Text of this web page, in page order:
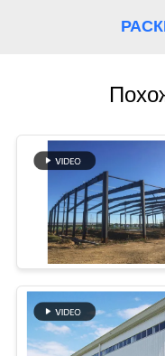
BLOG
SITEMAP
PRIVACY
POLICY